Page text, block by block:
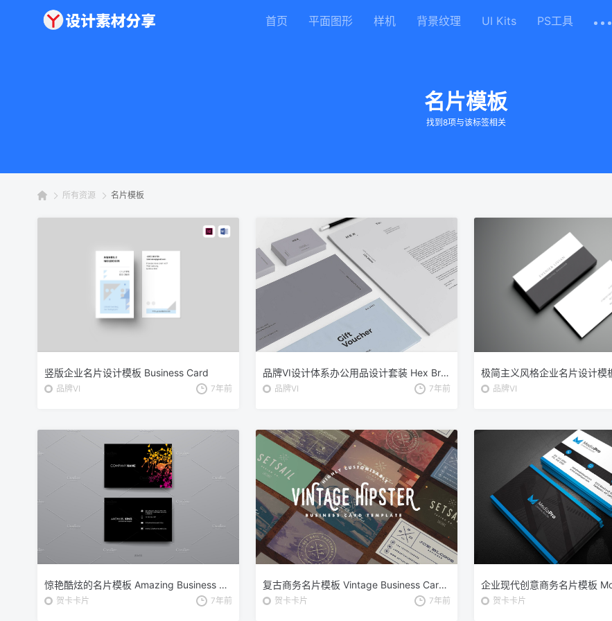
首页 平面图形 样机 背景纹理 UI Kits PS工具
名片模板
找到8项与该标签相关
所有资源 名片模板
竖版企业名片设计模板 Business Card
品牌VI 7年前
品牌VI设计体系办公用品设计套装 Hex Branding & Identity Print Template
品牌VI 7年前 品牌VI
惊艳酷炫的名片模板 Amazing Business Cards Templates
贺卡卡片 7年前
复古商务名片模板 Vintage Business Card Template
贺卡卡片 7年前 贺卡卡片